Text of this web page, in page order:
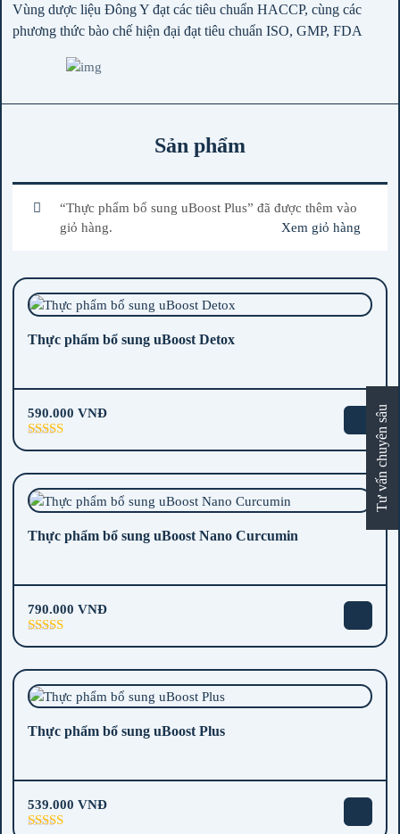
Vùng dược liệu Đông Y đạt các tiêu chuẩn HACCP, cùng các
phương thức bào chế hiện đại đạt tiêu chuẩn ISO, GMP, FDA
Sản phẩm
“Thực phẩm bổ sung uBoost Plus” đã được thêm vào
giỏ hàng.
Xem giỏ hàng
Thực phẩm bổ sung uBoost Detox
590.000 VNĐ
Được xếp
hạng5.005
sao
Thực phẩm bổ sung uBoost Nano Curcumin
790.000 VNĐ
Được xếp
hạng5.005
sao
Thực phẩm bổ sung uBoost Plus
539.000 VNĐ
Tư vấn chuyên sâu